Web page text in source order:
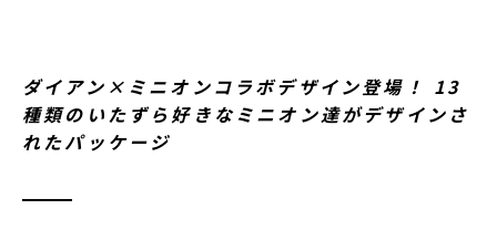
ダイアン×ミニオンコラボデザイン登場！ 13
種類のいたずら好きなミニオン達がデザインさ
れたパッケージ